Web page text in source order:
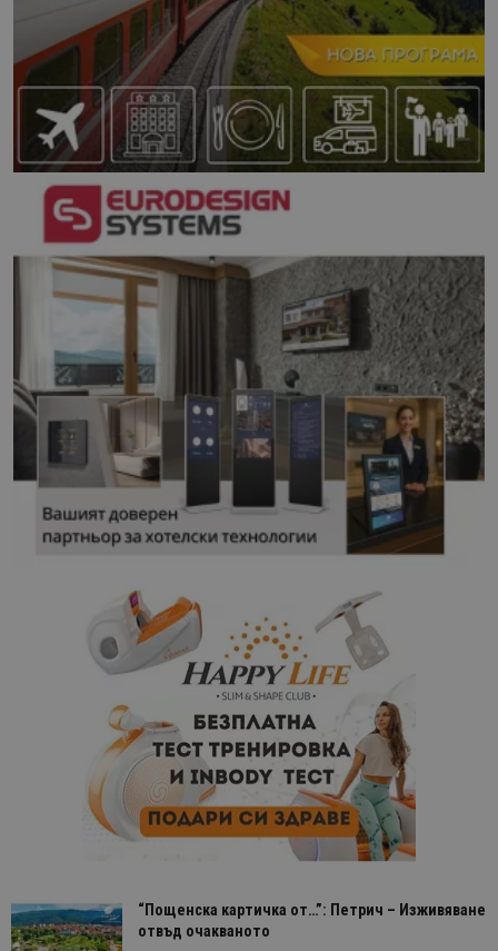
“Пощенска картичка от…”: Петрич – Изживяване
отвъд очакваното